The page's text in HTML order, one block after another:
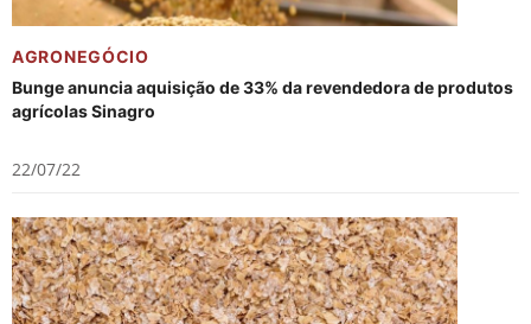
AGRONEGÓCIO
Bunge anuncia aquisição de 33% da revendedora de produtos
agrícolas Sinagro
22/07/22